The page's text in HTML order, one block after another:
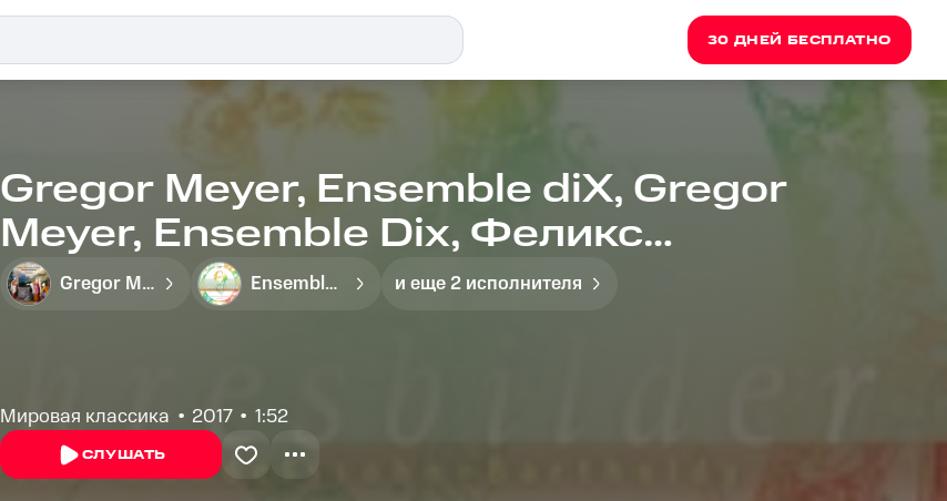
30 ДНЕЙ БЕСПЛАТНО
Gregor Meyer, Ensemble diX, Gregor
Meyer, Ensemble Dix, Феликс
Мендельсон - Lied ohne Worte, Op. 62:
No. 2, Karneval, MWV U181
Gregor Meyer Ensemble diX и еще 2 исполнителя
Мировая классика 2017 1:52
СЛУШАТЬ